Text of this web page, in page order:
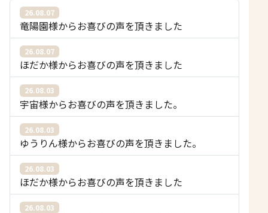
26.08.07
竜陽園様からお喜びの声を頂きました
26.08.07
ほだか様からお喜びの声を頂きました
26.08.03
宇宙様からお喜びの声を頂きました。
26.08.03
ゆうりん様からお喜びの声を頂きました。
26.08.03
ほだか様からお喜びの声を頂きました
26.08.03